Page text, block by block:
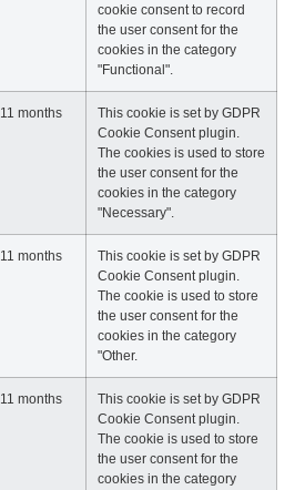
cookie consent to record
the user consent for the
cookies in the category
"Functional".
11 months
This cookie is set by GDPR
Cookie Consent plugin.
The cookies is used to store
the user consent for the
cookies in the category
"Necessary".
11 months
This cookie is set by GDPR
Cookie Consent plugin.
The cookie is used to store
the user consent for the
cookies in the category
"Other.
11 months
This cookie is set by GDPR
Cookie Consent plugin.
The cookie is used to store
the user consent for the
cookies in the category